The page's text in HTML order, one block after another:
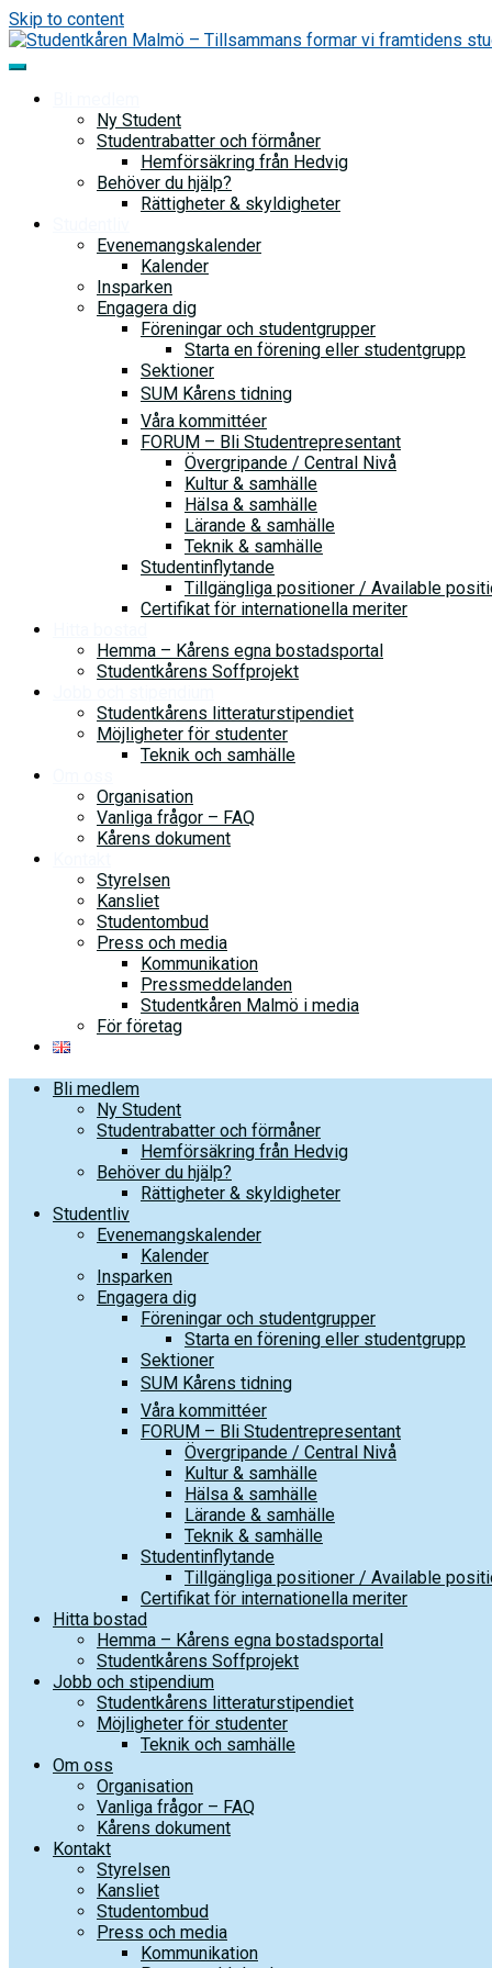
Skip to content
Ny Student
Studentrabatter och förmåner
Hemförsäkring från Hedvig
Behöver du hjälp?
Rättigheter & skyldigheter
Evenemangskalender
Kalender
Insparken
Engagera dig
Föreningar och studentgrupper
Starta en förening eller studentgrupp
Sektioner
SUM Kårens tidning
Våra kommittéer
FORUM – Bli Studentrepresentant
Övergripande / Central Nivå
Kultur & samhälle
Hälsa & samhälle
Lärande & samhälle
Teknik & samhälle
Studentinflytande
Tillgängliga positioner / Available
Certifikat för internationella meriter
Hemma – Kårens egna bostadsportal
Studentkårens Soffprojekt
Studentkårens litteraturstipendiet
Möjligheter för studenter
Teknik och samhälle
Organisation
Vanliga frågor – FAQ
Kårens dokument
Styrelsen
Kansliet
Studentombud
Press och media
Kommunikation
Pressmeddelanden
Studentkåren Malmö i media
För företag
Bli medlem
Ny Student
Studentrabatter och förmåner
Hemförsäkring från Hedvig
Behöver du hjälp?
Rättigheter & skyldigheter
Studentliv
Evenemangskalender
Kalender
Insparken
Engagera dig
Föreningar och studentgrupper
Starta en förening eller studentgrupp
Sektioner
SUM Kårens tidning
Våra kommittéer
FORUM – Bli Studentrepresentant
Övergripande / Central Nivå
Kultur & samhälle
Hälsa & samhälle
Lärande & samhälle
Teknik & samhälle
Studentinflytande
Tillgängliga positioner / Available
Certifikat för internationella meriter
Hitta bostad
Hemma – Kårens egna bostadsportal
Studentkårens Soffprojekt
Jobb och stipendium
Studentkårens litteraturstipendiet
Möjligheter för studenter
Teknik och samhälle
Om oss
Organisation
Vanliga frågor – FAQ
Kårens dokument
Kontakt
Styrelsen
Kansliet
Studentombud
Press och media
Kommunikation